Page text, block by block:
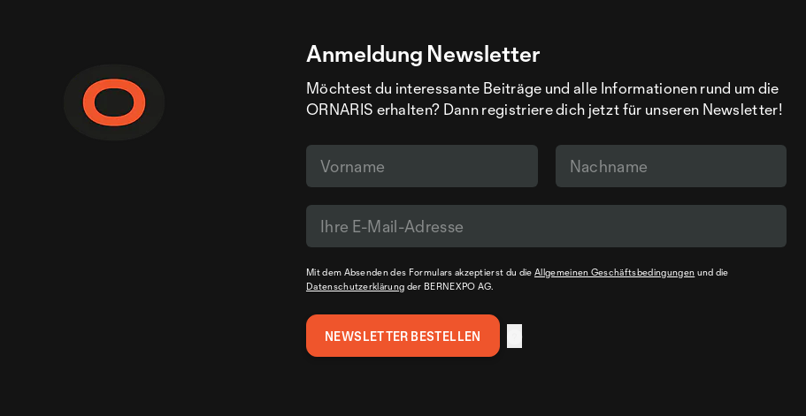
Anmeldung Newsletter
Möchtest du interessante Beiträge und alle Informationen rund um die
ORNARIS erhalten? Dann registriere dich jetzt für unseren Newsletter!
Mit dem Absenden des Formulars akzeptierst du die Allgemeinen Geschäftsbedingungen und die
Datenschutzerklärung der BERNEXPO AG.